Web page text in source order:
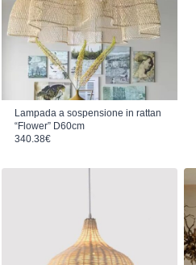
Lampada a sospensione in rattan
“Flower” D60cm
340.38€